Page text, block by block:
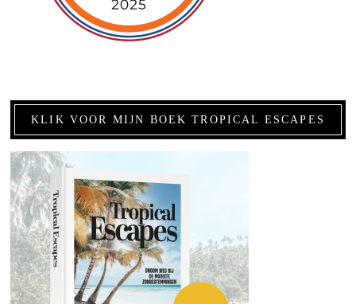
KLIK VOOR MIJN BOEK TROPICAL ESCAPES